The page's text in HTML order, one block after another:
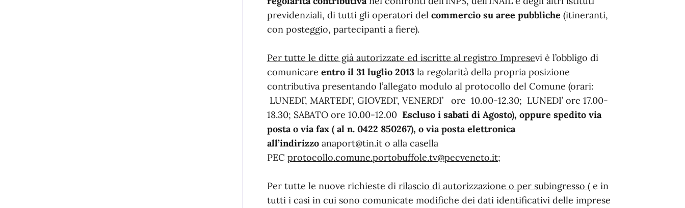
previdenziali, di tutti gli operatori del commercio su aree pubbliche (itineranti,
con posteggio, partecipanti a fiere).
Per tutte le ditte già autorizzate ed iscritte al registro Impresevi è l’obbligo di
comunicare entro il 31 luglio 2013 la regolarità della propria posizione
contributiva presentando l’allegato modulo al protocollo del Comune (orari:
LUNEDI’, MARTEDI', GIOVEDI', VENERDI’ ore 10.00-12.30; LUNEDI’ ore 17.00-
18.30; SABATO ore 10.00-12.00 Escluso i sabati di Agosto), oppure spedito via
posta o via fax ( al n. 0422 850267), o via posta elettronica
all’indirizzo anaport@tin.it o alla casella
PEC protocollo.comune.portobuffole.tv@pecveneto.it;
Per tutte le nuove richieste di rilascio di autorizzazione o per subingresso ( e in
tutti i casi in cui sono comunicate modifiche dei dati identificativi delle imprese